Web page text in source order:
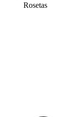
Rosetas